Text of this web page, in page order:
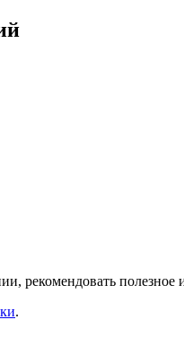
полезное и
.